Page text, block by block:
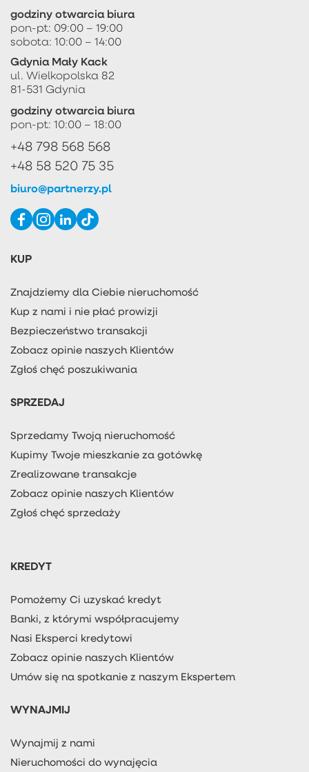
godziny otwarcia biura
pon-pt: 09:00 – 19:00
sobota: 10:00 – 14:00
Gdynia Mały Kack
ul. Wielkopolska 82
81-531 Gdynia
godziny otwarcia biura
pon-pt: 10:00 – 18:00
+48 798 568 568
+48 58 520 75 35
biuro@partnerzy.pl
KUP
Znajdziemy dla Ciebie nieruchomość
Kup z nami i nie płać prowizji
Bezpieczeństwo transakcji
Zobacz opinie naszych Klientów
Zgłoś chęć poszukiwania
SPRZEDAJ
Sprzedamy Twoją nieruchomość
Kupimy Twoje mieszkanie za gotówkę
Zrealizowane transakcje
Zobacz opinie naszych Klientów
Zgłoś chęć sprzedaży
KREDYT
Pomożemy Ci uzyskać kredyt
Banki, z którymi współpracujemy
Nasi Eksperci kredytowi
Zobacz opinie naszych Klientów
Umów się na spotkanie z naszym Ekspertem
WYNAJMIJ
Wynajmij z nami
Nieruchomości do wynajęcia